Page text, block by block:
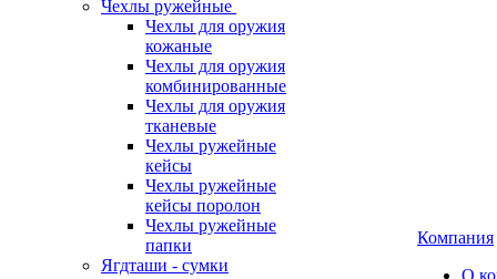
Чехлы ружейные
Чехлы для оружия
кожаные
Чехлы для оружия
комбинированные
Чехлы для оружия
тканевые
Чехлы ружейные
кейсы
Чехлы ружейные
кейсы поролон
Чехлы ружейные
папки
Ягдташи - сумки
Компания
О